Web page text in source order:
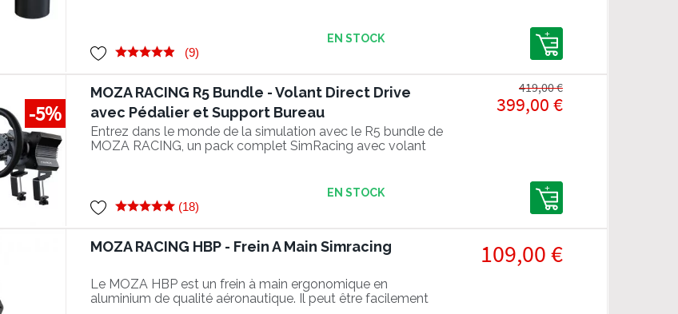
(9)
EN STOCK
-5%
MOZA RACING R5 Bundle - Volant Direct Drive
avec Pédalier et Support Bureau
Entrez dans le monde de la simulation avec le R5 bundle de
MOZA RACING, un pack complet SimRacing avec volant
399,00 €
419,00 €
(18)
EN STOCK
MOZA RACING HBP - Frein A Main Simracing
Le MOZA HBP est un frein à main ergonomique en
aluminium de qualité aéronautique. Il peut être facilement
109,00 €